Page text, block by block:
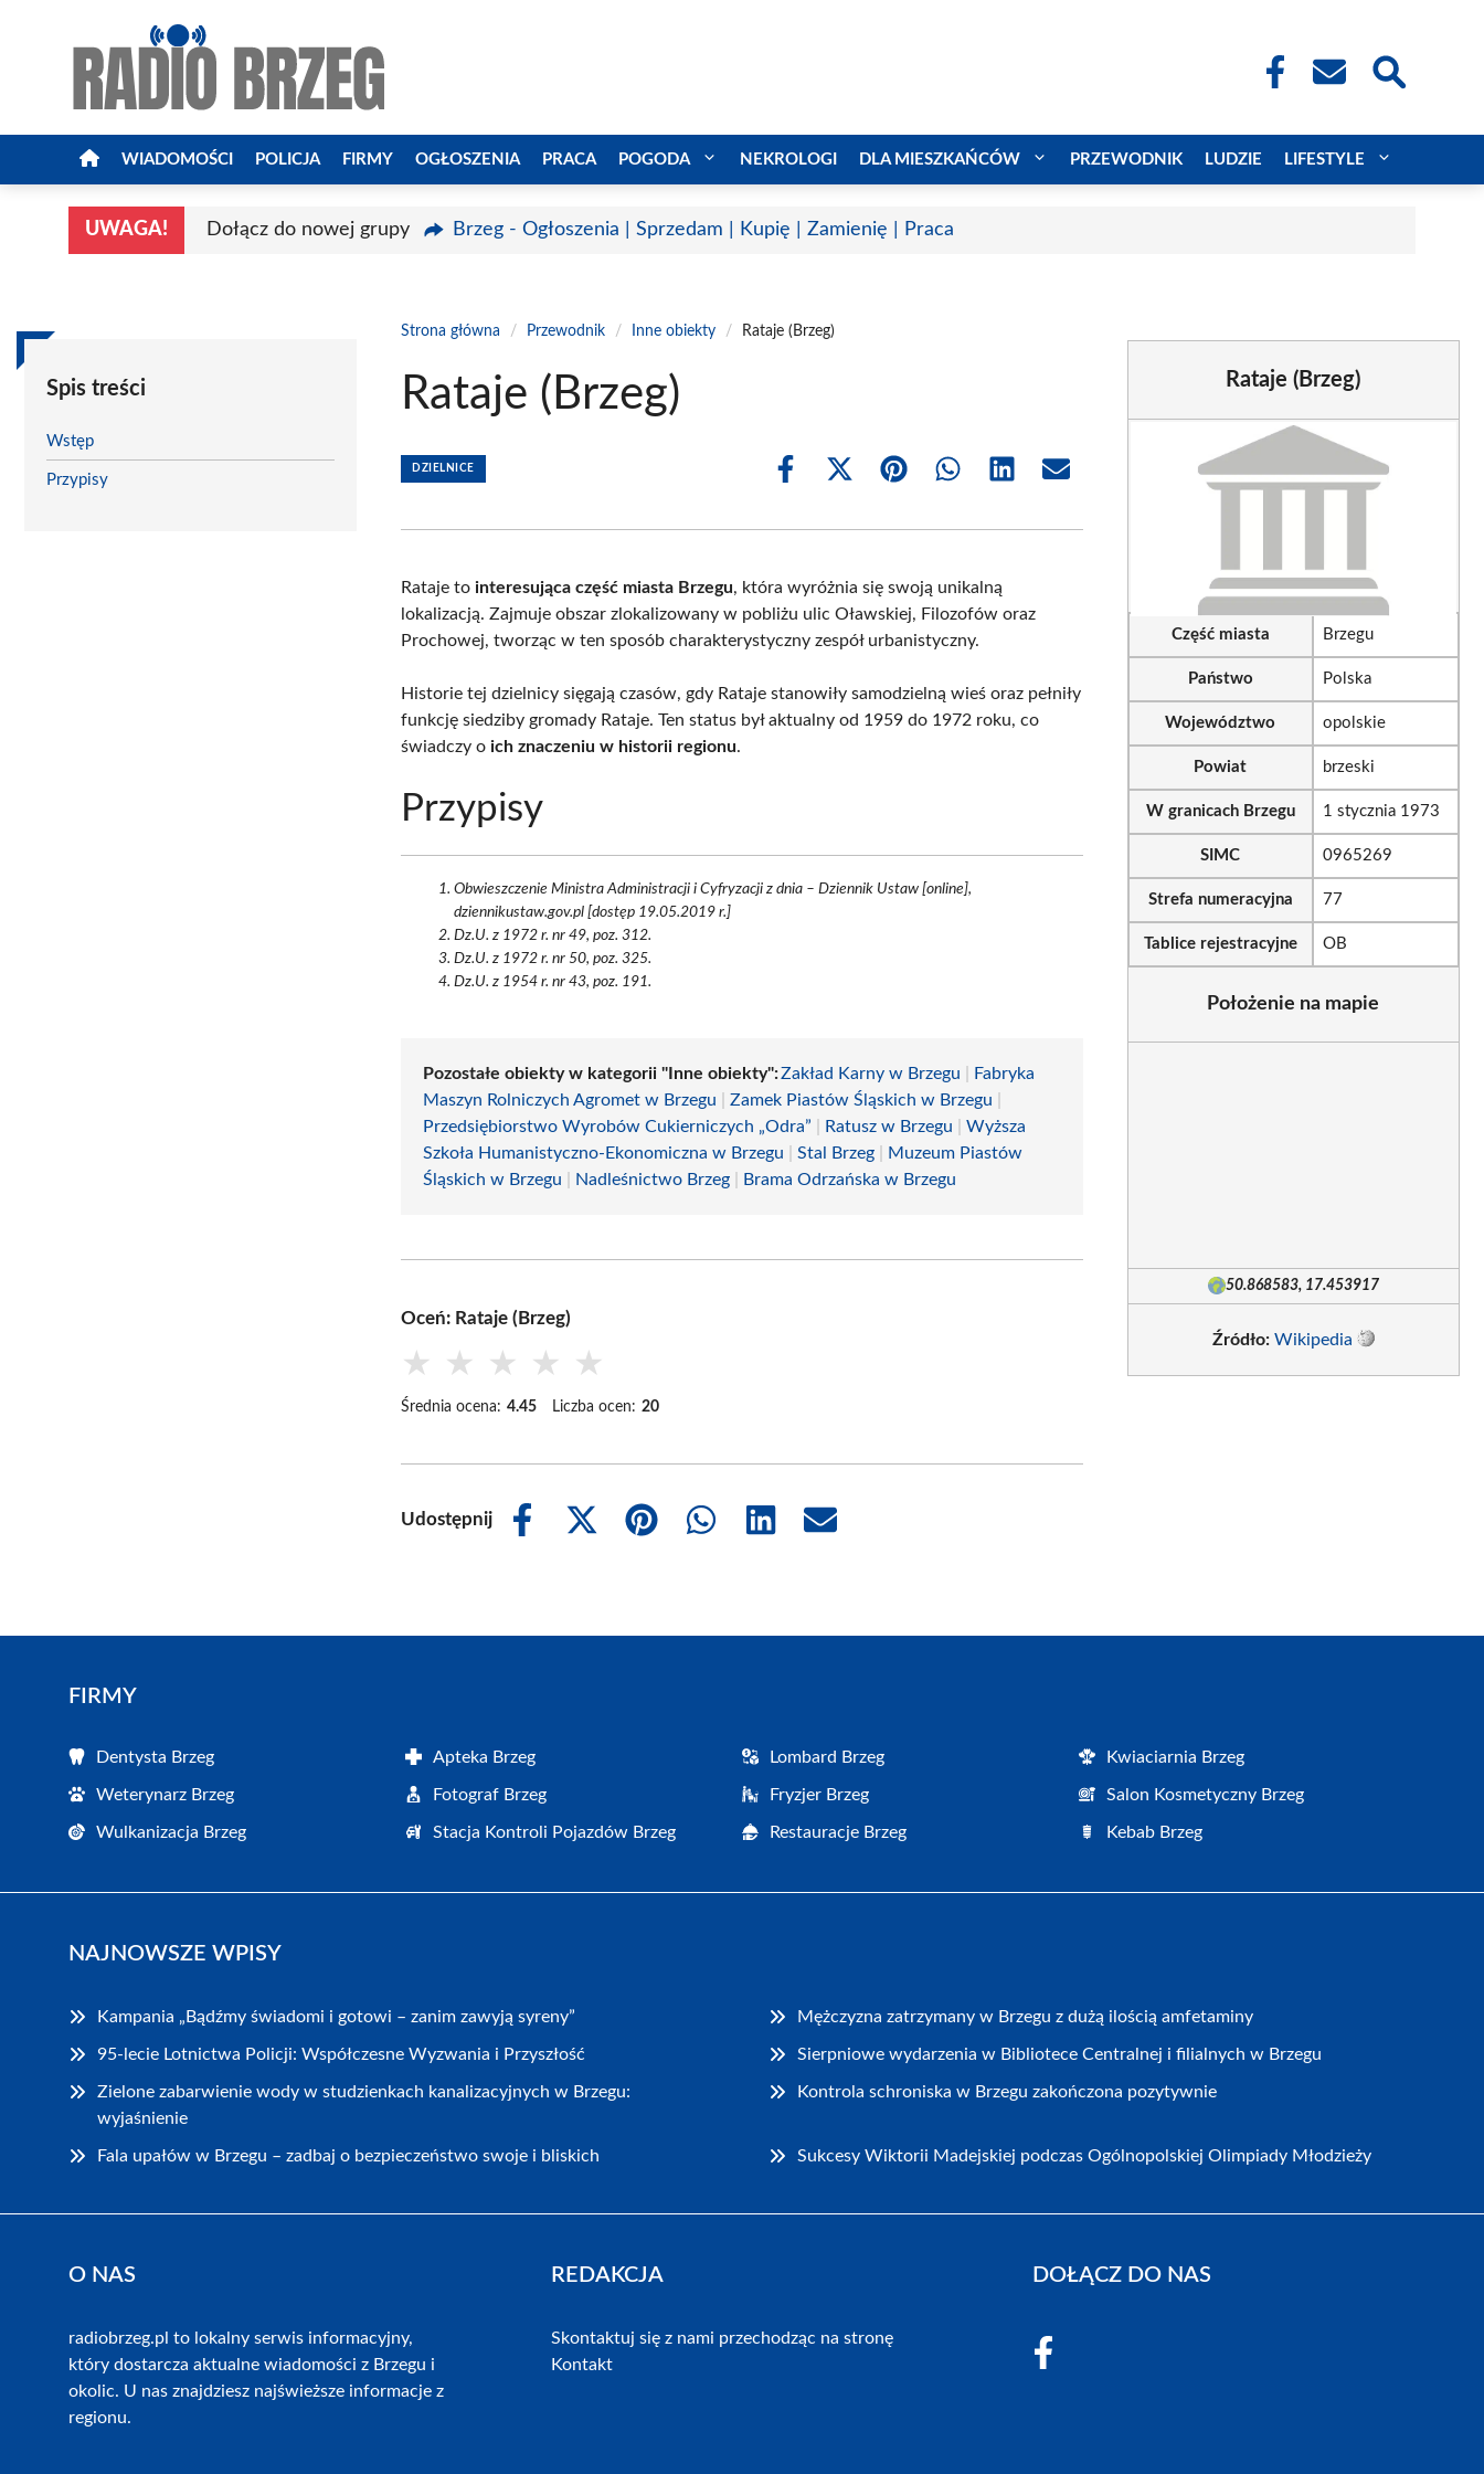
WIADOMOŚCI POLICJA FIRMY OGŁOSZENIA PRACA POGODA NEKROLOGI DLA MIESZKAŃCÓW PRZEWODNIK LUDZIE LIFESTYLE
UWAGA! Dołącz do nowej grupy Brzeg - Ogłoszenia | Sprzedam | Kupię | Zamienię | Praca
Spis treści
Wstęp
Przypisy
Strona główna / Przewodnik / Inne obiekty / Rataje (Brzeg)
Rataje (Brzeg)
DZIELNICE
Share
Share
(Twitter)
Share Share Share Share
Rataje tointeresująca część miasta Brzegu, która wyróżnia się swoją unikalną
lokalizacją. Zajmuje obszar zlokalizowany w pobliżu ulic Oławskiej, Filozofów oraz
Prochowej, tworząc w ten sposób charakterystyczny zespół urbanistyczny.
Historie tej dzielnicy sięgają czasów, gdy Rataje stanowiły samodzielną wieś oraz pełniły
funkcję siedziby gromady Rataje. Ten status był aktualny od 1959 do 1972 roku, co
świadczy oich znaczeniu w historii regionu.
Przypisy
Obwieszczenie Ministra Administracji i Cyfryzacji z dnia – Dziennik Ustaw [online],
dziennikustaw.gov.pl [dostęp 19.05.2019 r.]
Dz.U. z 1972 r. nr 49, poz. 312.
Dz.U. z 1972 r. nr 50, poz. 325.
Dz.U. z 1954 r. nr 43, poz. 191.
Pozostałe obiekty w kategorii "Inne obiekty":Zakład Karny w Brzegu
Fabryka
Maszyn Rolniczych Agromet w Brzegu |Zamek Piastów Śląskich w Brzegu
Przedsiębiorstwo Wyrobów Cukierniczych „Odra”
Ratusz w Brzegu |Wyższa
Szkoła Humanistyczno-Ekonomiczna w Brzegu |Stal Brzeg
Muzeum Piastów
Śląskich w Brzegu
Nadleśnictwo Brzeg Brama Odrzańska w Brzegu
Oceń: Rataje (Brzeg)
★ ★ ★ ★ ★
Średnia ocena: 4.45 Liczba ocen: 20
Udostępnij
Share
Share
Share
Share
Share
Share
Rataje (Brzeg)
Część miasta Brzegu
Państwo Polska
Województwo opolskie
Powiat brzeski
W granicach Brzegu 1 stycznia 1973
SIMC 0965269
Strefa numeracyjna 77
Tablice rejestracyjne OB
Położenie na mapie
50.868583, 17.453917
Źródło: Wikipedia
FIRMY
Dentysta Brzeg Apteka Brzeg Lombard Brzeg Kwiaciarnia Brzeg
Weterynarz Brzeg Fotograf Brzeg Fryzjer Brzeg Salon Kosmetyczny Brzeg
Wulkanizacja Brzeg Stacja Kontroli Pojazdów Brzeg Restauracje Brzeg Kebab Brzeg
NAJNOWSZE WPISY
Kampania „Bądźmy świadomi i gotowi – zanim zawyją syreny” Mężczyzna zatrzymany w Brzegu z dużą ilością amfetaminy
95-lecie Lotnictwa Policji: Współczesne Wyzwania i Przyszłość Sierpniowe wydarzenia w Bibliotece Centralnej i filialnych w Brzegu
Zielone zabarwienie wody w studzienkach kanalizacyjnych w Brzegu:
wyjaśnienie
Kontrola schroniska w Brzegu zakończona pozytywnie
Fala upałów w Brzegu – zadbaj o bezpieczeństwo swoje i bliskich Sukcesy Wiktorii Madejskiej podczas Ogólnopolskiej Olimpiady Młodzieży
O NAS
radiobrzeg.pl to lokalny serwis informacyjny,
który dostarcza aktualne wiadomości z Brzegu i
okolic. U nas znajdziesz najświeższe informacje z
regionu.
REDAKCJA
Skontaktuj się z nami przechodząc na stronę
Kontakt
DOŁĄCZ DO NAS